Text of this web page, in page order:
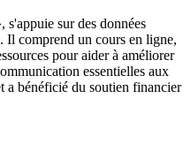
sur des données
Il comprend un cours en ligne,
pour aider à améliorer
essentielles aux
a bénéficié du soutien financier